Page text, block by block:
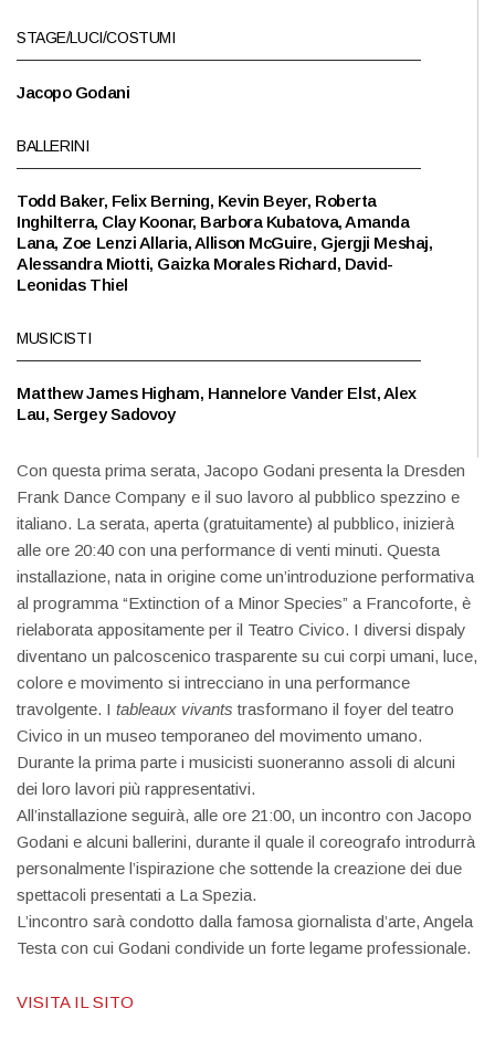
STAGE/LUCI/COSTUMI
Jacopo Godani
BALLERINI
Todd Baker, Felix Berning, Kevin Beyer, Roberta
Inghilterra, Clay Koonar, Barbora Kubatova, Amanda
Lana, Zoe Lenzi Allaria, Allison McGuire, Gjergji Meshaj,
Alessandra Miotti, Gaizka Morales Richard, David-
Leonidas Thiel
MUSICISTI
Matthew James Higham, Hannelore Vander Elst, Alex
Lau, Sergey Sadovoy
Con questa prima serata, Jacopo Godani presenta la Dresden
Frank Dance Company e il suo lavoro al pubblico spezzino e
italiano. La serata, aperta (gratuitamente) al pubblico, inizierà
alle ore 20:40 con una performance di venti minuti. Questa
installazione, nata in origine come un’introduzione performativa
al programma “Extinction of a Minor Species” a Francoforte, è
rielaborata appositamente per il Teatro Civico. I diversi dispaly
diventano un palcoscenico trasparente su cui corpi umani, luce,
colore e movimento si intrecciano in una performance
travolgente. Itableaux vivantstrasformano il foyer del teatro
Civico in un museo temporaneo del movimento umano.
Durante la prima parte i musicisti suoneranno assoli di alcuni
dei loro lavori più rappresentativi.
All’installazione seguirà, alle ore 21:00, un incontro con Jacopo
Godani e alcuni ballerini, durante il quale il coreografo introdurrà
personalmente l’ispirazione che sottende la creazione dei due
spettacoli presentati a La Spezia.
L’incontro sarà condotto dalla famosa giornalista d’arte, Angela
Testa con cui Godani condivide un forte legame professionale.
VISITA IL SITO